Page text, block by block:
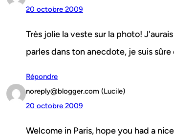
20 octobre 2009
Très jolie la veste sur la photo!
parles dans ton anecdote, je suis
Répondre
noreply@blogger.com (Lucile)
20 octobre 2009
Welcome in Paris, hope you had a